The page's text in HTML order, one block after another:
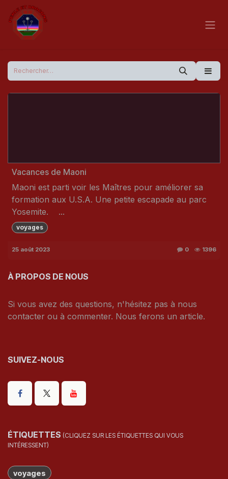
Se rendre au contenu
Vacances de Maoni
Maoni est parti voir les Maîtres pour améliorer sa
formation aux U.S.A. Une petite escapade au parc
Yosemite. ​ ​ ​ ​...
voyages
25 août 2023 0 1396
À PROPOS DE NOUS
Si vous avez des questions, n'hésitez pas à nous
contacter ou à commenter. Nous ferons un article.
SUIVEZ-NOUS
ÉTIQUETTES (CLIQUEZ SUR LES ÉTIQUETTES QUI VOUS
INTÉRESSENT)
voyages